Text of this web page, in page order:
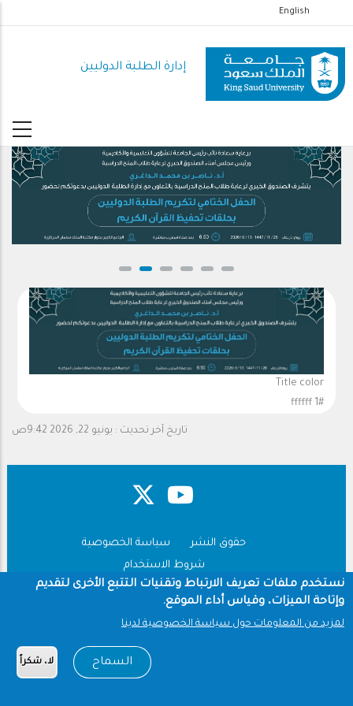
إلى
المحتوى
الرئيسي
English
إدارة الطلبة الدوليين
.
Title color
#ffffff 1
تاريخ آخر تحديث : يونيو 22, 2026 9:42ص
حقوق النشر
سياسة الخصوصية
شروط الاستخدام
Copyright © 1960-2026 جامعة الملك سعود
نستخدم ملفات تعريف الارتباط وتقنيات التتبع الأخرى لتقديم
وإتاحة الميزات، وقياس أداء الموقع.
لمزيد من المعلومات حول سياسة الخصوصية لدينا
السماح لا، شكراً